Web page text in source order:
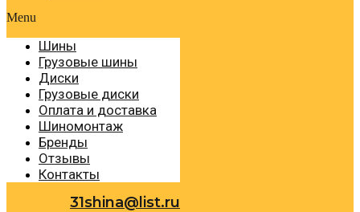
Menu
Шины
Грузовые шины
Диски
Грузовые диски
Оплата и доставка
Шиномонтаж
Бренды
Отзывы
Контакты
31shina@list.ru